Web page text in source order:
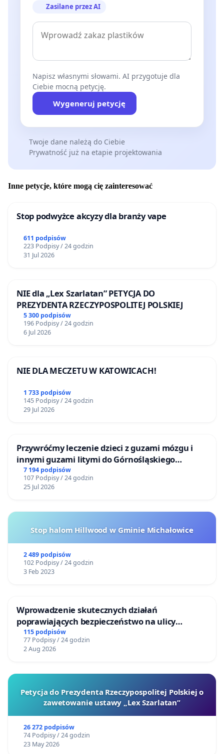
Zasilane przez AI
Napisz własnymi słowami. AI przygotuje dla
Ciebie mocną petycję.
Wygeneruj petycję
Twoje dane należą do Ciebie
Prywatność już na etapie projektowania
Inne petycje, które mogą cię zainteresować
Stop podwyżce akcyzy dla branży vape
611 podpisów
223 Podpisy / 24 godzin
31 Jul 2026
NIE dla „Lex Szarlatan” PETYCJA DO
PREZYDENTA RZECZYPOSPOLITEJ POLSKIEJ
5 300 podpisów
196 Podpisy / 24 godzin
6 Jul 2026
NIE DLA MECZETU W KATOWICACH!
1 733 podpisów
145 Podpisy / 24 godzin
29 Jul 2026
Przywróćmy leczenie dzieci z guzami mózgu i
innymi guzami litymi do Górnośląskiego
Centrum Zdrowia Dziecka w Katowicach
7 194 podpisów
107 Podpisy / 24 godzin
25 Jul 2026
Stop halom Hillwood w Gminie Michałowice
2 489 podpisów
102 Podpisy / 24 godzin
3 Feb 2023
Wprowadzenie skutecznych działań
poprawiających bezpieczeństwo na ulicy
Żeromskiego w Otwocku
115 podpisów
77 Podpisy / 24 godzin
2 Aug 2026
Petycja do Prezydenta Rzeczypospolitej Polskiej o
zawetowanie ustawy „Lex Szarlatan”
26 272 podpisów
74 Podpisy / 24 godzin
23 May 2026